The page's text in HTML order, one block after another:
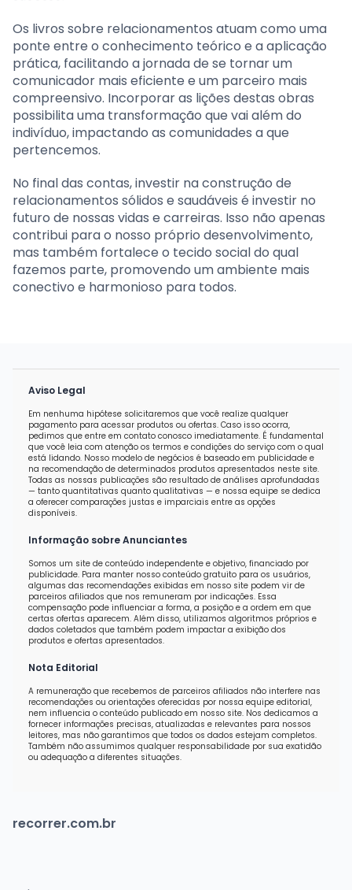
Os livros sobre relacionamentos atuam como uma
ponte entre o conhecimento teórico e a aplicação
prática, facilitando a jornada de se tornar um
comunicador mais eficiente e um parceiro mais
compreensivo. Incorporar as lições destas obras
possibilita uma transformação que vai além do
indivíduo, impactando as comunidades a que
pertencemos.
No final das contas, investir na construção de
relacionamentos sólidos e saudáveis é investir no
futuro de nossas vidas e carreiras. Isso não apenas
contribui para o nosso próprio desenvolvimento,
mas também fortalece o tecido social do qual
fazemos parte, promovendo um ambiente mais
conectivo e harmonioso para todos.
Aviso Legal
Em nenhuma hipótese solicitaremos que você realize qualquer
pagamento para acessar produtos ou ofertas. Caso isso ocorra,
pedimos que entre em contato conosco imediatamente. É fundamental
que você leia com atenção os termos e condições do serviço com o qual
está lidando. Nosso modelo de negócios é baseado em publicidade e
na recomendação de determinados produtos apresentados neste site.
Todas as nossas publicações são resultado de análises aprofundadas
— tanto quantitativas quanto qualitativas — e nossa equipe se dedica
a oferecer comparações justas e imparciais entre as opções
disponíveis.
Informação sobre Anunciantes
Somos um site de conteúdo independente e objetivo, financiado por
publicidade. Para manter nosso conteúdo gratuito para os usuários,
algumas das recomendações exibidas em nosso site podem vir de
parceiros afiliados que nos remuneram por indicações. Essa
compensação pode influenciar a forma, a posição e a ordem em que
certas ofertas aparecem. Além disso, utilizamos algoritmos próprios e
dados coletados que também podem impactar a exibição dos
produtos e ofertas apresentados.
Nota Editorial
A remuneração que recebemos de parceiros afiliados não interfere nas
recomendações ou orientações oferecidas por nossa equipe editorial,
nem influencia o conteúdo publicado em nosso site. Nos dedicamos a
fornecer informações precisas, atualizadas e relevantes para nossos
leitores, mas não garantimos que todos os dados estejam completos.
Também não assumimos qualquer responsabilidade por sua exatidão
ou adequação a diferentes situações.
recorrer.com.br